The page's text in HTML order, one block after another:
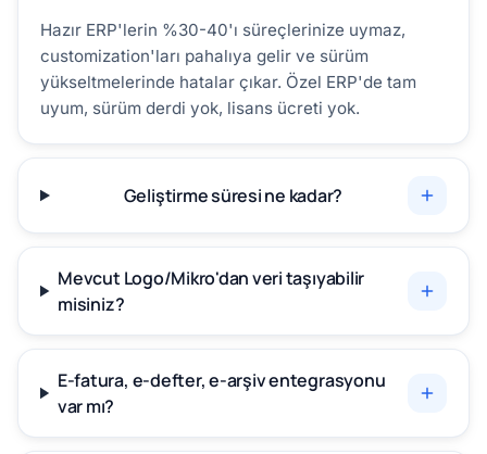
Hazır ERP'lerin %30-40'ı süreçlerinize uymaz,
customization'ları pahalıya gelir ve sürüm
yükseltmelerinde hatalar çıkar. Özel ERP'de tam
uyum, sürüm derdi yok, lisans ücreti yok.
Geliştirme süresi ne kadar?
Mevcut Logo/Mikro'dan veri taşıyabilir
misiniz?
E-fatura, e-defter, e-arşiv entegrasyonu
var mı?